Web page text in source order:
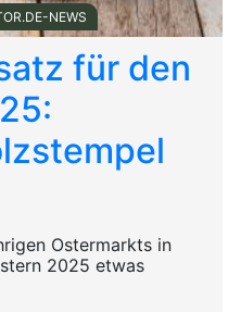
NEWS
für den
Ostermarkts in
2025 etwas